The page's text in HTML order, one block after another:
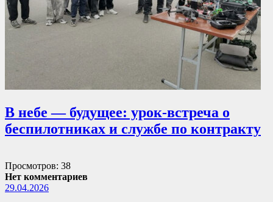
В небе — будущее: урок-встреча о
беспилотниках и службе по контракту
Просмотров: 38
Нет комментариев
29.04.2026